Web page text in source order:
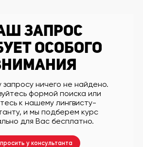
запрос
особого
ничего не найдено.
формой поиска или
к нашему лингвисту-
и мы подберем курс
для Вас бесплатно.
у консультанта